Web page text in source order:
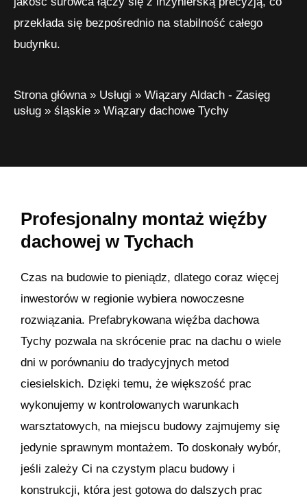
przekłada się bezpośrednio na stabilność całego
budynku.
Strona główna» Usługi » Wiązary Aldach - Zasięg
usług » śląskie » Wiązary dachowe Tychy
Profesjonalny montaż więźby
dachowej w Tychach
Czas na budowie to pieniądz, dlatego coraz więcej
inwestorów w regionie wybiera nowoczesne
rozwiązania. Prefabrykowana więźba dachowa
Tychy pozwala na skrócenie prac na dachu o wiele
dni w porównaniu do tradycyjnych metod
ciesielskich. Dzięki temu, że większość prac
wykonujemy w kontrolowanych warunkach
warsztatowych, na miejscu budowy zajmujemy się
jedynie sprawnym montażem. To doskonały wybór,
jeśli zależy Ci na czystym placu budowy i
konstrukcji, która jest gotowa do dalszych prac